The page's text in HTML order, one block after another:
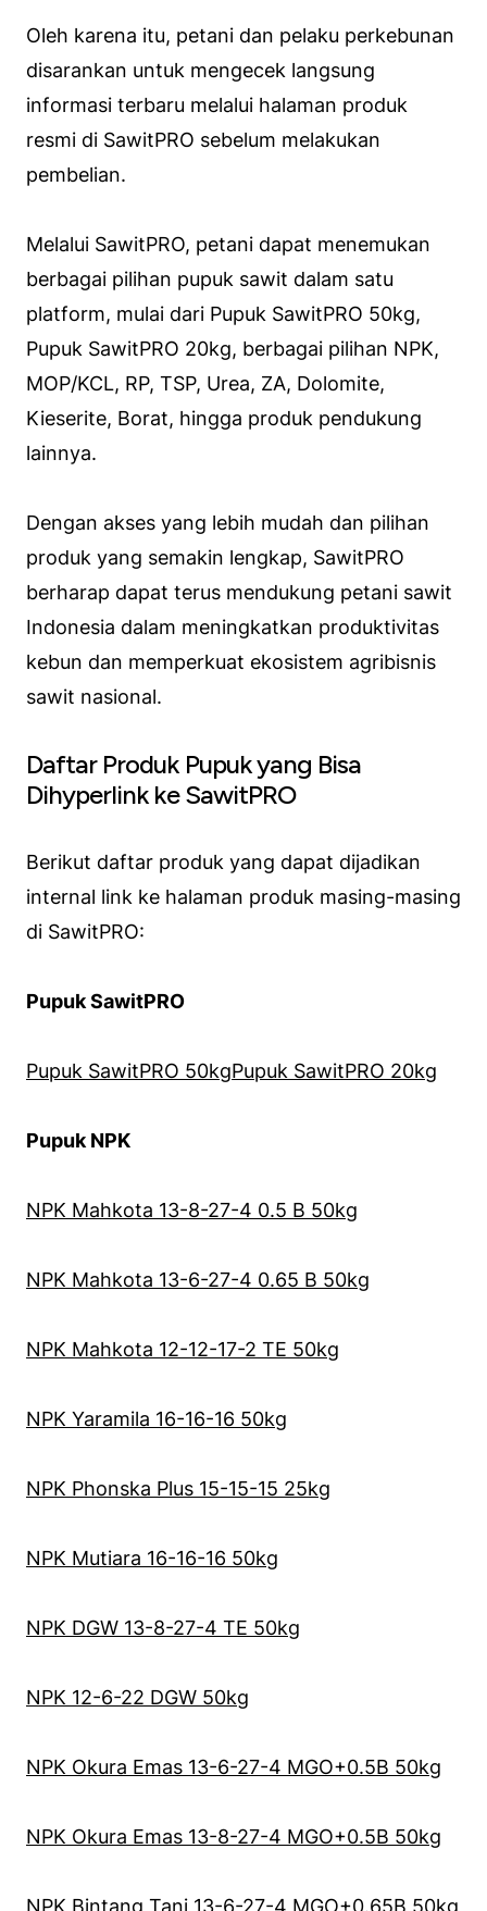
Oleh karena itu, petani dan pelaku perkebunan
disarankan untuk mengecek langsung
informasi terbaru melalui halaman produk
resmi di SawitPRO sebelum melakukan
pembelian.
Melalui SawitPRO, petani dapat menemukan
berbagai pilihan pupuk sawit dalam satu
platform, mulai dari Pupuk SawitPRO 50kg,
Pupuk SawitPRO 20kg, berbagai pilihan NPK,
MOP/KCL, RP, TSP, Urea, ZA, Dolomite,
Kieserite, Borat, hingga produk pendukung
lainnya.
Dengan akses yang lebih mudah dan pilihan
produk yang semakin lengkap, SawitPRO
berharap dapat terus mendukung petani sawit
Indonesia dalam meningkatkan produktivitas
kebun dan memperkuat ekosistem agribisnis
sawit nasional.
Daftar Produk Pupuk yang Bisa
Dihyperlink ke SawitPRO
Berikut daftar produk yang dapat dijadikan
internal link ke halaman produk masing-masing
di SawitPRO:
Pupuk SawitPRO
Pupuk SawitPRO 50kgPupuk SawitPRO 20kg
Pupuk NPK
NPK Mahkota 13-8-27-4 0.5 B 50kg
NPK Mahkota 13-6-27-4 0.65 B 50kg
NPK Mahkota 12-12-17-2 TE 50kg
NPK Yaramila 16-16-16 50kg
NPK Phonska Plus 15-15-15 25kg
NPK Mutiara 16-16-16 50kg
NPK DGW 13-8-27-4 TE 50kg
NPK 12-6-22 DGW 50kg
NPK Okura Emas 13-6-27-4 MGO+0.5B 50kg
NPK Okura Emas 13-8-27-4 MGO+0.5B 50kg
NPK Bintang Tani 13-6-27-4 MGO+0.65B 50kg